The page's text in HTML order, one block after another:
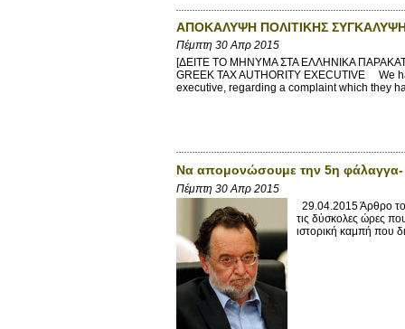
ΑΠΟΚΑΛΥΨΗ ΠΟΛΙΤΙΚΗΣ
Πέμπτη 30 Απρ 2015
[ΔΕΙΤΕ ΤΟ ΜΗΝΥΜΑ ΣΤΑ ΕΛΛΗΝΙΚΑ
GREEK TAX AUTHORITY EXECUTIVE We
executive, regarding a complaint which they
Να απομονώσουμε την 5η
Πέμπτη 30 Απρ 2015
29.04.2015 Άρθρο
τις δύσκολες ώρες
ιστορική καμπή που